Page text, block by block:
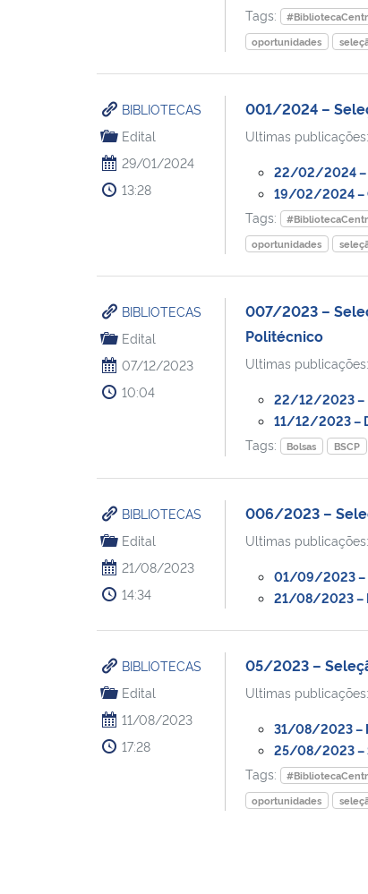
Tags:
oportunidades
BIBLIOTECAS
Edital
29/01/2024
13:28
001/2024 –
Ultimas
22/02/2024 –
19/02/2024 –
Tags:
oportunidades
BIBLIOTECAS
Edital
07/12/2023
10:04
007/2023 –
Politécnico
Ultimas
22/12/2023 –
11/12/2023 –
Tags:
Bolsas BSCP
BIBLIOTECAS
Edital
21/08/2023
14:34
006/2023 –
Ultimas
01/09/2023 –
21/08/2023 –
BIBLIOTECAS
Edital
11/08/2023
17:28
05/2023 –
Ultimas
31/08/2023 –
25/08/2023 –
Tags:
oportunidades